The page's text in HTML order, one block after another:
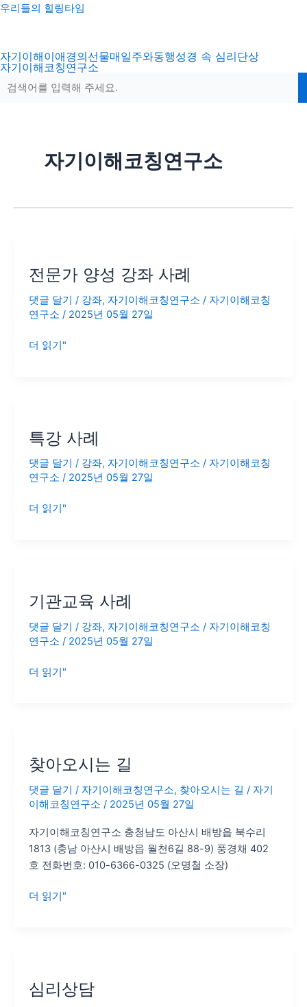
콘
로
건
너
우리들의 힐링타임
자기이해이애경의선물매일주와동행성경 속 심리단상
자기이해코칭연구소
자기이해코칭연구소
전문가 양성 강좌 사례
댓글 달기 / 강좌, 자기이해코칭연구소 / 자기이해코칭
연구소 / 2025년 05월 27일
가
성
강
좌
더 읽기"
특강 사례
댓글 달기 / 강좌, 자기이해코칭연구소 / 자기이해코칭
연구소 / 2025년 05월 27일
사
더 읽기"
기관교육 사례
댓글 달기 / 강좌, 자기이해코칭연구소 / 자기이해코칭
연구소 / 2025년 05월 27일
교
사
례
더 읽기"
찾아오시는 길
댓글 달기 / 자기이해코칭연구소, 찾아오시는 길 / 자기
이해코칭연구소 / 2025년 05월 27일
자기이해코칭연구소 충청남도 아산시 배방읍 북수리
1813 (충남 아산시 배방읍 월천6길 88-9) 풍경채 402
호 전화번호: 010-6366-0325 (오명철 소장)
오
는
길
더 읽기"
심리상담
상
포
페
이
지